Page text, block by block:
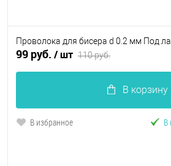
Проволока для бисера d 0.2 мм Под
99 руб. / шт 110 руб.
В корзину
В избранное В